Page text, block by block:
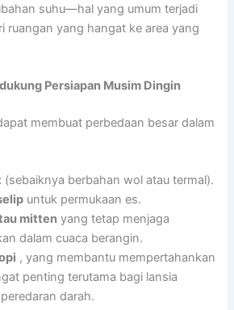
suhu—hal yang umum terjadi
ruangan yang hangat ke area yang
Persiapan Musim Dingin
membuat perbedaan besar dalam
(sebaiknya berbahan wol atau termal).
untuk permukaan es.
mitten yang tetap menjaga
dalam cuaca berangin.
, yang membantu mempertahankan
penting terutama bagi lansia
darah.